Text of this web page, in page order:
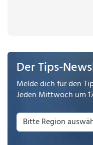
Der Tips-
Melde dich für den
Jeden Mittwoch um